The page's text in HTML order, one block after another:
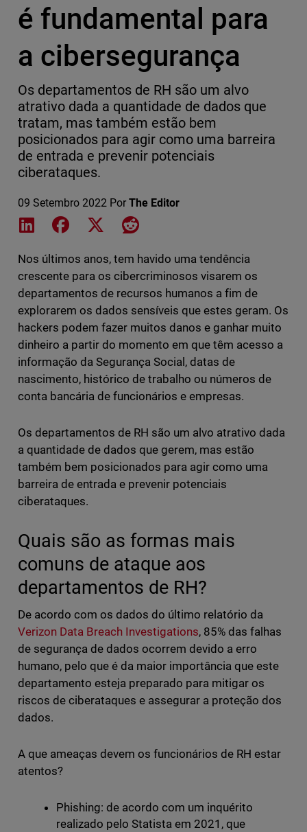
é fundamental para
a cibersegurança
Os departamentos de RH são um alvo
atrativo dada a quantidade de dados que
tratam, mas também estão bem
posicionados para agir como uma barreira
de entrada e prevenir potenciais
ciberataques.
09 Setembro 2022 Por The Editor
Share on LinkedIn
Share on Facebook
Share on XShare on Reddit
Nos últimos anos, tem havido uma tendência
crescente para os cibercriminosos visarem os
departamentos de recursos humanos a fim de
explorarem os dados sensíveis que estes geram. Os
hackers podem fazer muitos danos e ganhar muito
dinheiro a partir do momento em que têm acesso a
informação da Segurança Social, datas de
nascimento, histórico de trabalho ou números de
conta bancária de funcionários e empresas.
Os departamentos de RH são um alvo atrativo dada
a quantidade de dados que gerem, mas estão
também bem posicionados para agir como uma
barreira de entrada e prevenir potenciais
ciberataques.
Quais são as formas mais
comuns de ataque aos
departamentos de RH?
De acordo com os dados do último relatório da
Verizon Data Breach Investigations, 85% das falhas
de segurança de dados ocorrem devido a erro
humano, pelo que é da maior importância que este
departamento esteja preparado para mitigar os
riscos de ciberataques e assegurar a proteção dos
dados.
A que ameaças devem os funcionários de RH estar
atentos?
Phishing: de acordo com um inquérito
realizado pelo Statista em 2021, que